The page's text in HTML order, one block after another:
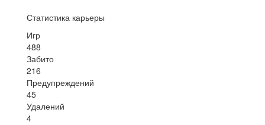
Статистика карьеры
Игр
488
Забито
216
Предупреждений
45
Удалений
4